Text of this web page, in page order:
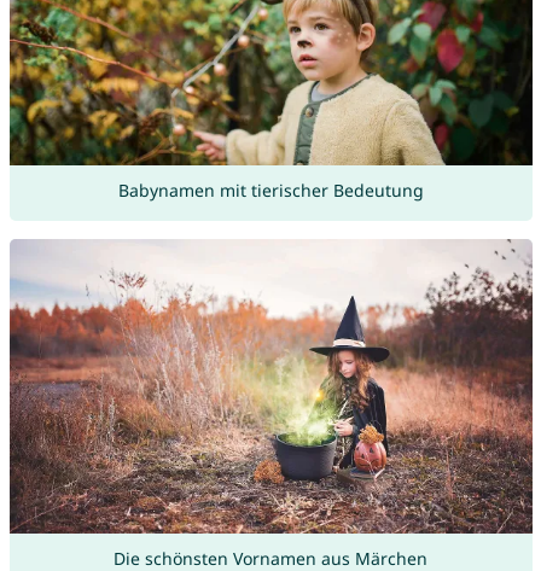
Babynamen mit tierischer Bedeutung
Die schönsten Vornamen aus Märchen